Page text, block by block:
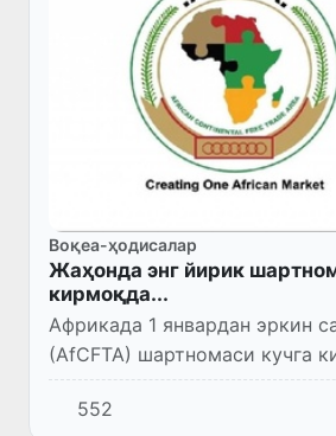
Воқеа-ҳодисалар
Жаҳонда энг йирик
кирмоқда...
Африкада 1 январдан эркин
(AfCFTA) шартномаси кучга
этувчи давлатлар сони,
катталиги бўйича жаҳондаги
552